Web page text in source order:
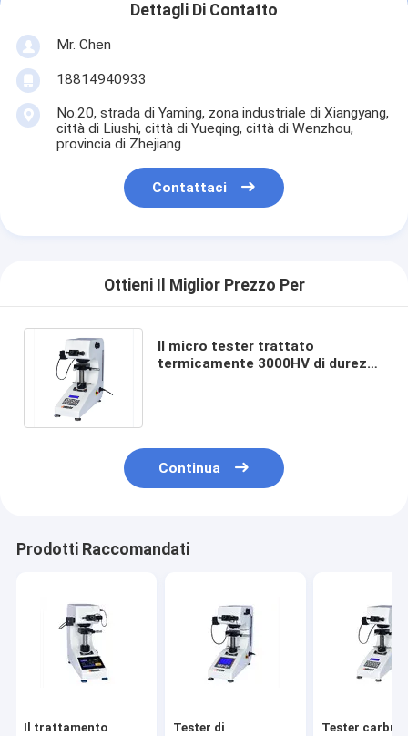
Dettagli Di Contatto
Mr. Chen
18814940933
No.20, strada di Yaming, zona industriale di Xiangyang,
città di Liushi, città di Yueqing, città di Wenzhou,
provincia di Zhejiang
Contattaci
Ottieni Il Miglior Prezzo Per
Il micro tester trattato
termicamente 3000HV di durezza
Continua
Prodotti Raccomandati
Il trattamento
Tester di
Tester